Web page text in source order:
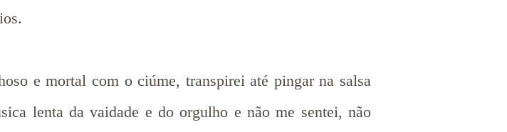
e mortal com o ciúme, transpirei até pingar na salsa
lenta da vaidade e do orgulho e não me sentei, não